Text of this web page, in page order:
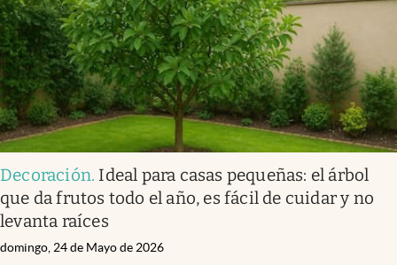
Decoración. Ideal para casas pequeñas: el árbol
que da frutos todo el año, es fácil de cuidar y no
levanta raíces
domingo, 24 de Mayo de 2026